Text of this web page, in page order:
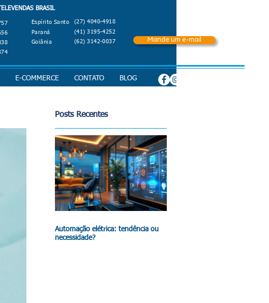
TELEVENDAS BRASIL
Espírito Santo
Paraná
Goiânia
(27) 4040-4918
(41) 3195-4252
(62) 3142-0037
Mande um e-mail
E-COMMERCE CONTATO BLOG
Posts Recentes
Automação elétrica: tendência ou
necessidade?